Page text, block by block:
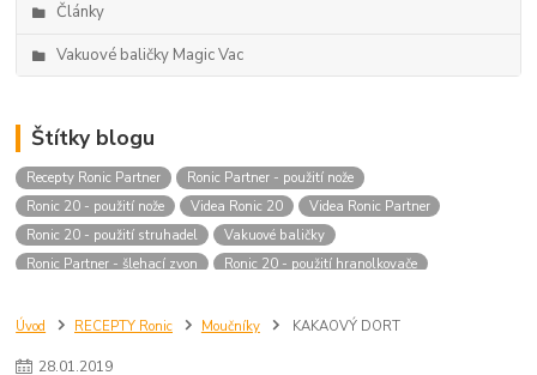
Články
Vakuové baličky Magic Vac
Štítky blogu
Recepty Ronic Partner
Ronic Partner - použití nože
Ronic 20 - použití nože
Videa Ronic 20
Videa Ronic Partner
Ronic 20 - použití struhadel
Vakuové baličky
Ronic Partner - šlehací zvon
Ronic 20 - použití hranolkovače
Úvod RECEPTY Ronic Moučníky KAKAOVÝ DORT
28.01.2019